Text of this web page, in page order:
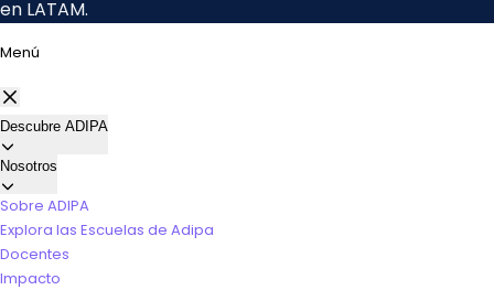
Menú
Descubre ADIPA
Nosotros
Sobre ADIPA
Explora las Escuelas de Adipa
Docentes
Impacto